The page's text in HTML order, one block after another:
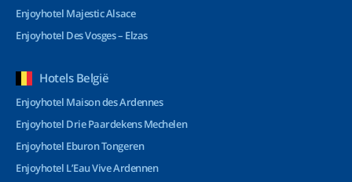
Enjoyhotel Majestic Alsace
Enjoyhotel Des Vosges – Elzas
Hotels België
Enjoyhotel Maison des Ardennes
Enjoyhotel Drie Paardekens Mechelen
Enjoyhotel Eburon Tongeren
Enjoyhotel L’Eau Vive Ardennen